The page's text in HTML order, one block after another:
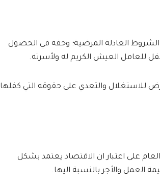
الشروط العادلة المرضية؛ وحقه في الحصول
للعامل العيش الكريم له ولأسرته.
للاستغلال والتعدي على حقوقه التي كفلها
على اعتبار ان الاقتصاد يعتمد بشكل
العمل والأجر بالنسبة اليها.